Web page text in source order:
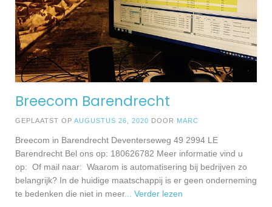
Breecom Barendrecht
GEPLAATST OP AUGUSTUS 26, 2020 DOOR MARC
Breecom in Barendrecht Deventerseweg 49 2994 LE
Barendrecht Bel ons op: 180626782 Meer informatie vind u
op: Of mail naar: Waarom is automatisering bij bedrijven zo
belangrijk? In de huidige maatschappij is er geen onderneming
te bedenken die niet in meer... Verder lezen